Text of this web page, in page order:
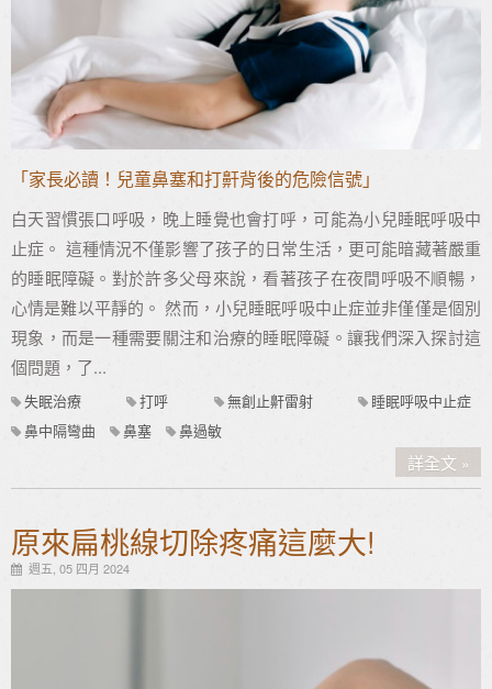
「家長必讀！兒童鼻塞和打鼾背後的危險信號」
白天習慣張口呼吸，晚上睡覺也會打呼，可能為小兒睡眠呼吸中
止症。 這種情況不僅影響了孩子的日常生活，更可能暗藏著嚴重
的睡眠障礙。對於許多父母來說，看著孩子在夜間呼吸不順暢，
心情是難以平靜的。 然而，小兒睡眠呼吸中止症並非僅僅是個別
現象，而是一種需要關注和治療的睡眠障礙。讓我們深入探討這
個問題，了...
失眠治療 打呼 無創止鼾雷射
睡眠呼吸中止症
鼻中隔彎曲
鼻塞 鼻過敏
詳全文
原來扁桃線切除疼痛這麼大!
週五, 05 四月 2024